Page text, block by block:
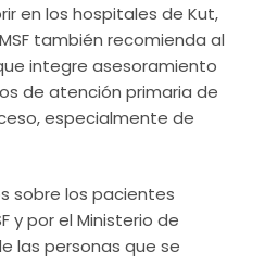
en los hospitales de Kut,
también recomienda al
integre asesoramiento
de atención primaria de
especialmente de
sobre los pacientes
y por el Ministerio de
las personas que se